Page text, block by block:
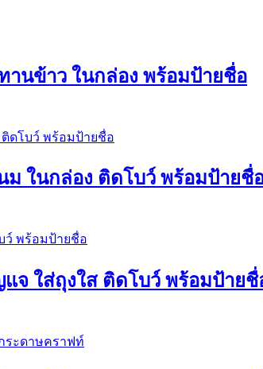
นข้าว ในกล่อง พร้อมป้ายชื่อ
ในกล่อง ติดโบว์ พร้อมป้ายชื่
จ ใส่ถุงใส ติดโบว์ พร้อมป้ายชื่